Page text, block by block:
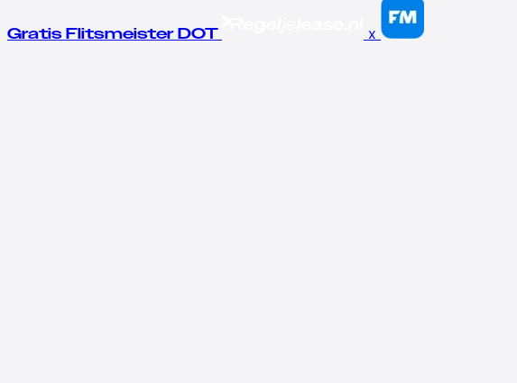
Gratis Flitsmeister DOT x